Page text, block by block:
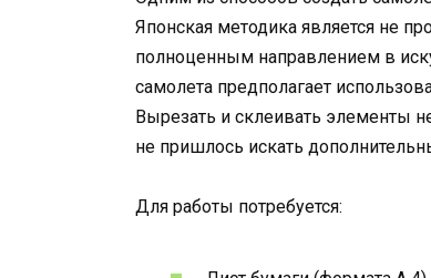
Японская методика является не
полноценным направлением в
самолета предполагает
Вырезать и склеивать элементы
не пришлось искать
Для работы потребуется: